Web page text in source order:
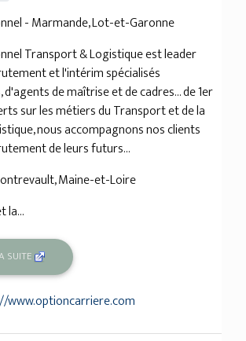
- Marmande, Lot-et-Garonne
Transport & Logistique est leader
et l'intérim spécialisés
de maîtrise et de cadres... de 1er
sur les métiers du Transport et de la
nous accompagnons nos clients
de leurs futurs...
Maine-et-Loire
la...
SUITE
www.optioncarriere.com